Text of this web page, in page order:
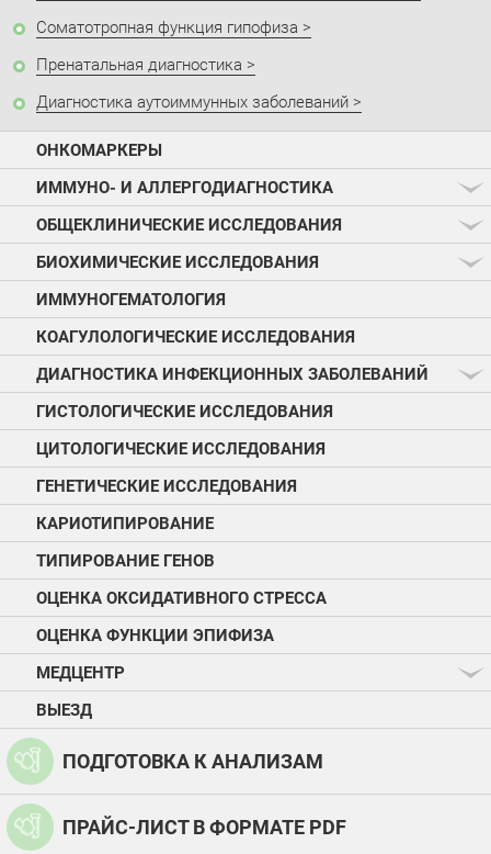
Соматотропная функция гипофиза
Пренатальная диагностика
Диагностика аутоиммунных заболеваний
ОНКОМАРКЕРЫ
ИММУНО- И АЛЛЕРГОДИАГНОСТИКА
ОБЩЕКЛИНИЧЕСКИЕ ИССЛЕДОВАНИЯ
БИОХИМИЧЕСКИЕ ИССЛЕДОВАНИЯ
ИММУНОГЕМАТОЛОГИЯ
КОАГУЛОЛОГИЧЕСКИЕ ИССЛЕДОВАНИЯ
ДИАГНОСТИКА ИНФЕКЦИОННЫХ ЗАБОЛЕВАНИЙ
ГИСТОЛОГИЧЕСКИЕ ИССЛЕДОВАНИЯ
ЦИТОЛОГИЧЕСКИЕ ИССЛЕДОВАНИЯ
ГЕНЕТИЧЕСКИЕ ИССЛЕДОВАНИЯ
КАРИОТИПИРОВАНИЕ
ТИПИРОВАНИЕ ГЕНОВ
ОЦЕНКА ОКСИДАТИВНОГО СТРЕССА
ОЦЕНКА ФУНКЦИИ ЭПИФИЗА
МЕДЦЕНТР
ВЫЕЗД
ПОДГОТОВКА К АНАЛИЗАМ
ПРАЙС-ЛИСТ В ФОРМАТЕ PDF